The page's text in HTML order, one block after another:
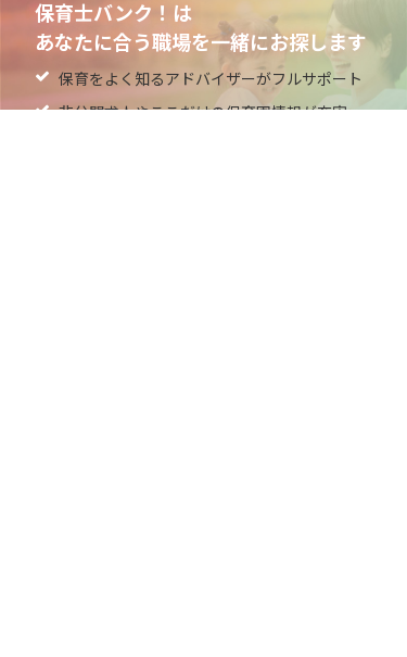
保育士バンク！は
あなたに合う職場を一緒にお探します
保育をよく知るアドバイザーがフルサポート
非公開求人やここだけの保育園情報が充実